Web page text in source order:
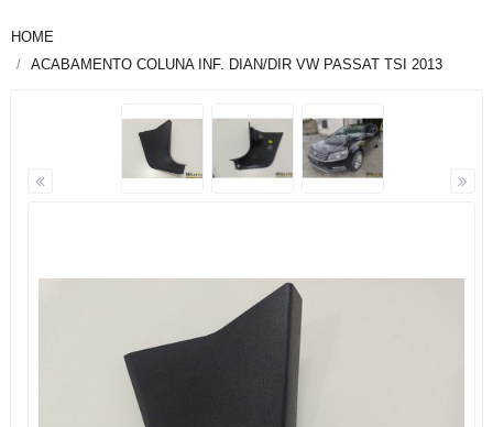
HOME
ACABAMENTO COLUNA INF. DIAN/DIR VW PASSAT TSI 2013